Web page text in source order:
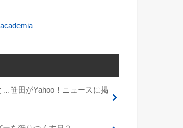
…笹田がYahoo！ニュースに掲